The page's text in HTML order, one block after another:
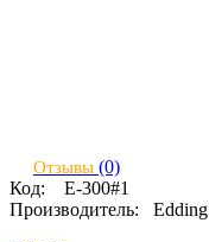
Отзывы (0)
Код: E-300#1
Производитель: Edding